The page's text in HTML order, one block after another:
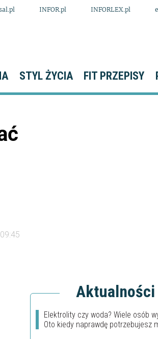
INFOR.pl INFORLEX.pl
STYL ŻYCIA FIT PRZEPISY
Aktualności
Elektrolity czy woda? Wiele osób
Oto kiedy naprawdę potrzebujesz